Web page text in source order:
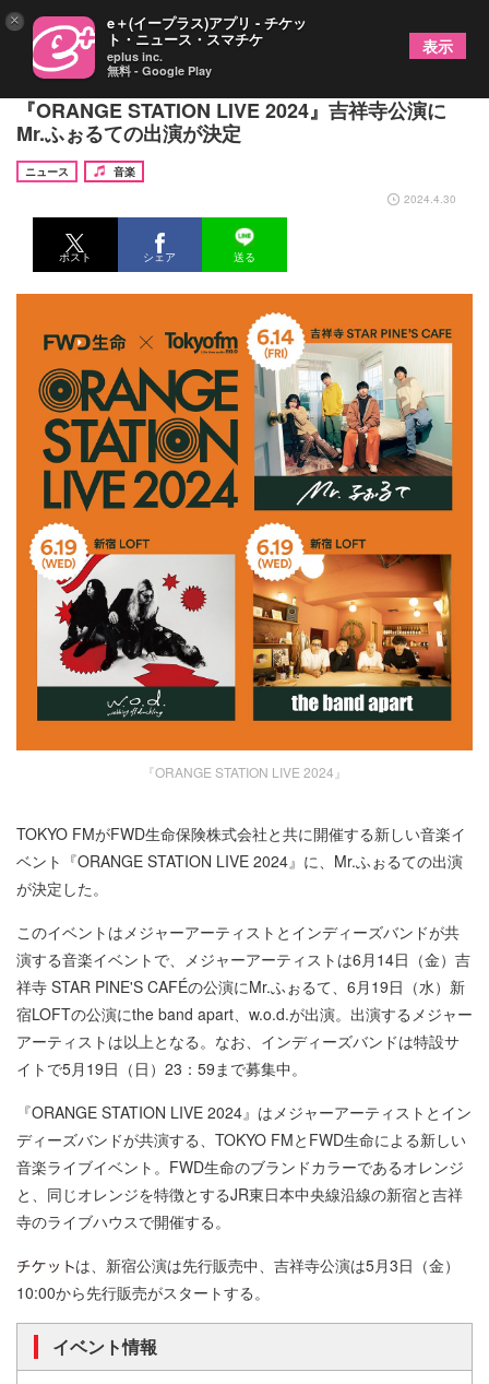
TOKYO FMとFWD生命による新しい音楽イベント
『ORANGE STATION LIVE 2024』吉祥寺公演に
Mr.ふぉるての出演が決定
ニュース
音楽
2024.4.30
ポスト シェア 送る
『ORANGE STATION LIVE 2024』
TOKYO FMがFWD生命保険株式会社と共に開催する新しい音楽イ
ベント『ORANGE STATION LIVE 2024』に、Mr.ふぉるての出演
が決定した。
このイベントはメジャーアーティストとインディーズバンドが共
演する音楽イベントで、メジャーアーティストは6月14日（金）吉
祥寺 STAR PINE'S CAFÉの公演にMr.ふぉるて、6月19日（水）新
宿LOFTの公演にthe band apart、w.o.d.が出演。出演するメジャー
アーティストは以上となる。なお、インディーズバンドは特設サ
イトで5月19日（日）23：59まで募集中。
『ORANGE STATION LIVE 2024』はメジャーアーティストとイン
ディーズバンドが共演する、TOKYO FMとFWD生命による新しい
音楽ライブイベント。FWD生命のブランドカラーであるオレンジ
と、同じオレンジを特徴とするJR東日本中央線沿線の新宿と吉祥
寺のライブハウスで開催する。
は、新宿公演は先行販売中、吉祥寺公演は5月3日（金）
10:00から先行販売がスタートする。
イベント情報
× e＋(イープラス)アプリ - チケッ
ト・ニュース・スマチケ
eplus inc.
無料 - Google Play
表示